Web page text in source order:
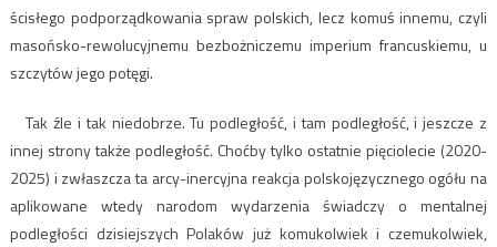
ścisłego podporządkowania spraw polskich, lecz komuś innemu, czyli
masońsko-rewolucyjnemu bezbożniczemu imperium francuskiemu, u
szczytów jego potęgi.
Tak źle i tak niedobrze. Tu podległość, i tam podległość, i jeszcze z
innej strony także podległość. Choćby tylko ostatnie pięciolecie (2020-
2025) i zwłaszcza ta arcy-inercyjna reakcja polskojęzycznego ogółu na
aplikowane wtedy narodom wydarzenia świadczy o mentalnej
podległości dzisiejszych Polaków już komukolwiek i czemukolwiek,